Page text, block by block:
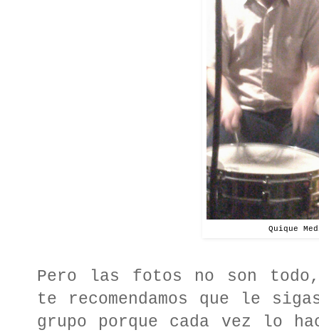
Quique
Pero las fotos no son todo,
te recomendamos que le
grupo porque cada vez lo